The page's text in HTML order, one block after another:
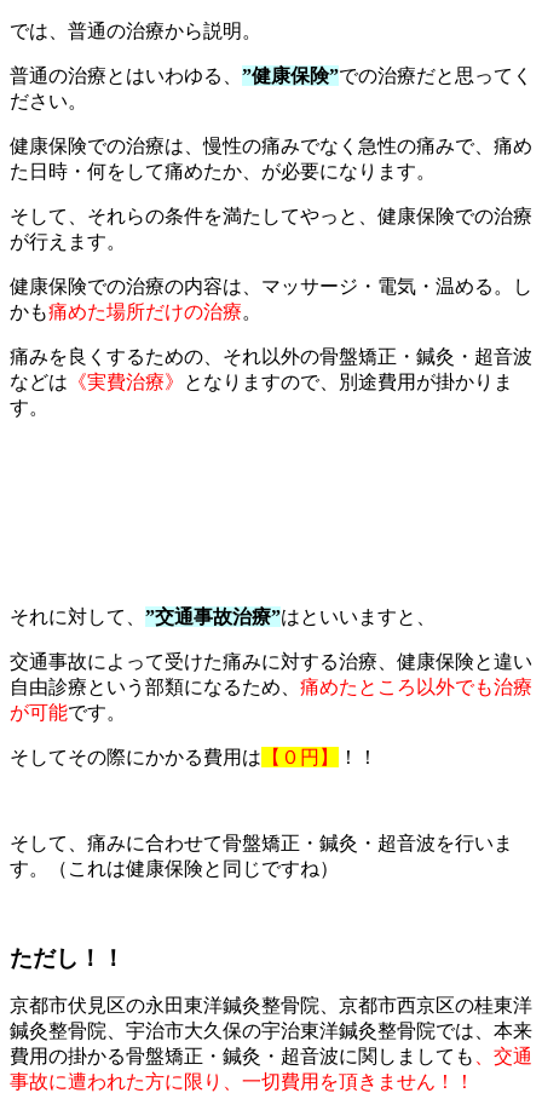
では、普通の治療から説明。
普通の治療とはいわゆる、 ”健康保険”での治療だと思ってく
ださい。
健康保険での治療は、慢性の痛みでなく急性の痛みで、痛め
た日時・何をして痛めたか、が必要になります。
そして、それらの条件を満たしてやっと、健康保険での治療
が行えます。
健康保険での治療の内容は、マッサージ・電気・温める。し
かも痛めた場所だけの治療。
痛みを良くするための、それ以外の骨盤矯正・鍼灸・超音波
などは 《実費治療》
となりますので、別途費用が掛かりま
す。
それに対して、 ”交通事故治療”はといいますと、
交通事故によって受けた痛みに対する治療、健康保険と違い
自由診療という部類になるため、 痛めたところ以外でも治療
が可能です。
そしてその際にかかる費用は 【０円】 ！！
そして、痛みに合わせて骨盤矯正・鍼灸・超音波を行いま
す。（これは健康保険と同じですね）
ただし！！
京都市伏見区の永田東洋鍼灸整骨院、京都市西京区の桂東洋
鍼灸整骨院、宇治市大久保の宇治東洋鍼灸整骨院では、本来
費用の掛かる骨盤矯正・鍼灸・超音波に関しましても
、交通
事故に遭われた方に限り、一切費用を頂きません！！